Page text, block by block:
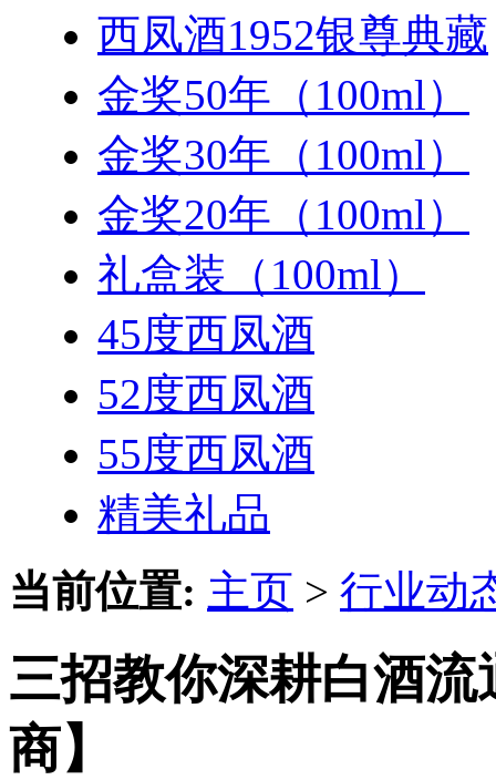
西凤酒1952银尊典藏
金奖50年（100ml）
金奖30年（100ml）
金奖20年（100ml）
礼盒装（100ml）
45度西凤酒
52度西凤酒
55度西凤酒
精美礼品
当前位置: 主页 > 行业动
三招教你深耕白酒流
商】